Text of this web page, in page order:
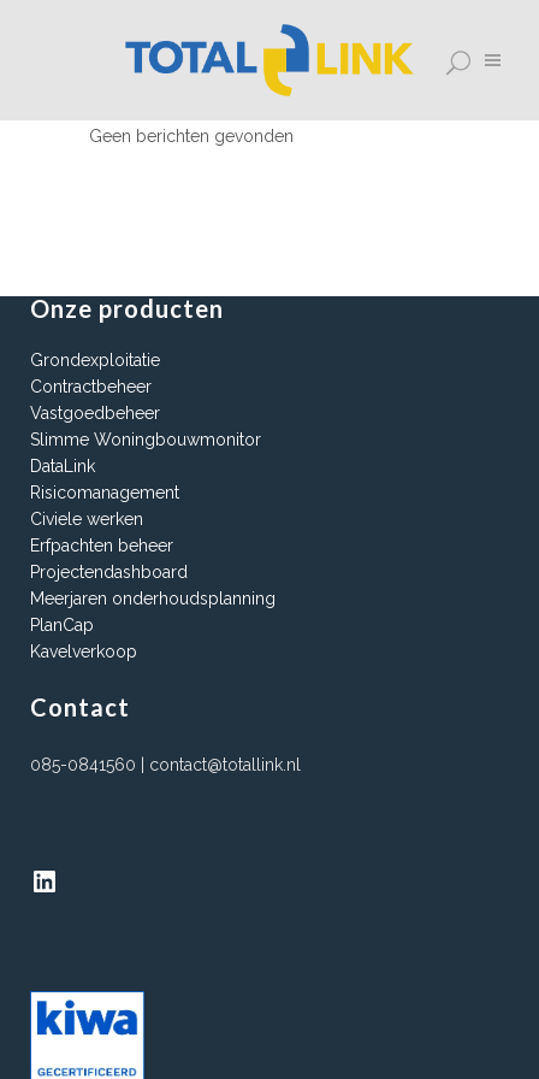
Geen berichten gevonden
Onze producten
Grondexploitatie
Contractbeheer
Vastgoedbeheer
Slimme Woningbouwmonitor
DataLink
Risicomanagement
Civiele werken
Erfpachten beheer
Projectendashboard
Meerjaren onderhoudsplanning
PlanCap
Kavelverkoop
Contact
085-0841560 | contact@totallink.nl
LinkedIn